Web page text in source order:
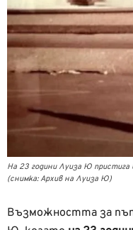
На 23 години Луиза Ю
(снимка: Архив на Луиза Ю)
Възможността за